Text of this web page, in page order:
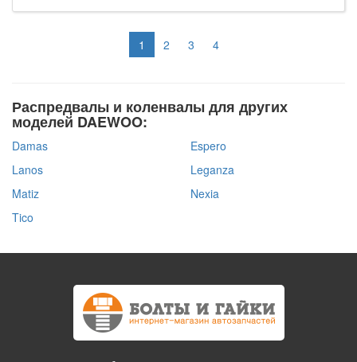
1 2 3 4
Распредвалы и коленвалы для других
моделей DAEWOO:
Damas
Espero
Lanos
Leganza
Matiz
Nexia
Tico